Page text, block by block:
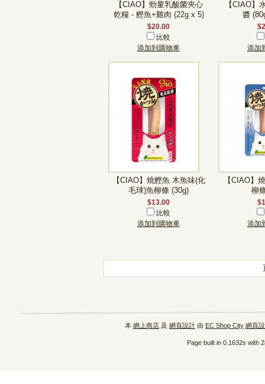
【CIAO】勁量乳酸菌夾心
乾糧 - 鰹魚+雞肉 (22g x 5)
$20.00
比較
添加到購物車
【CIAO】
醬
添加
【CIAO】燒鰹魚 木魚味(化
毛球)魚柳條 (30g)
$13.00
比較
添加到購物車
【CIAO】
柳
添加
本 網上商店 及 網頁設計 由 EC Shop City 網頁
Page built in 0.1632s with